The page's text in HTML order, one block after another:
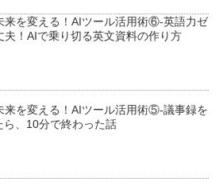
来を変える！AIツール活用術⑥-英語力ゼ
夫！AIで乗り切る英文資料の作り方
来を変える！AIツール活用術⑤-議事録を
ら、10分で終わった話